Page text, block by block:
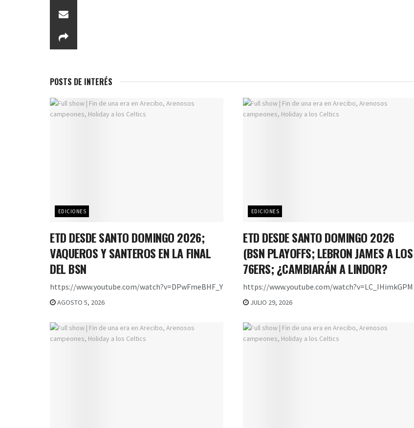
POSTS DE INTERÉS
EDICIONES
ETD DESDE SANTO DOMINGO 2026;
VAQUEROS Y SANTEROS EN LA FINAL
DEL BSN
https://www.youtube.com/watch?v=DPwFmeBHF_Y
AGOSTO 5, 2026
EDICIONES
ETD DESDE SANTO DOMINGO 2026
(BSN PLAYOFFS; LEBRON JAMES A LOS
76ERS; ¿CAMBIARÁN A LINDOR?
https://www.youtube.com/watch?v=LC_IHimkGPM
JULIO 29, 2026